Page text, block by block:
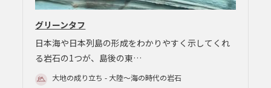
グリーンタフ
日本海や日本列島の形成をわかりやすく示してくれ
る岩石の1つが、島後の東…
大地の成り立ち - 大陸～海の時代の岩石